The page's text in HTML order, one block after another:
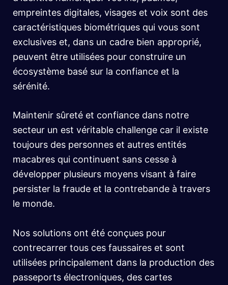
empreintes digitales, visages et voix sont des
caractéristiques biométriques qui vous sont
exclusives et, dans un cadre bien approprié,
peuvent être utilisées pour construire un
écosystème basé sur la confiance et la
sérénité.
Maintenir sûreté et confiance dans notre
secteur un est véritable challenge car il existe
toujours des personnes et autres entités
macabres qui continuent sans cesse à
développer plusieurs moyens visant à faire
persister la fraude et la contrebande à travers
le monde.
Nos solutions ont été conçues pour
contrecarrer tous ces faussaires et sont
utilisées principalement dans la production des
passeports électroniques, des cartes